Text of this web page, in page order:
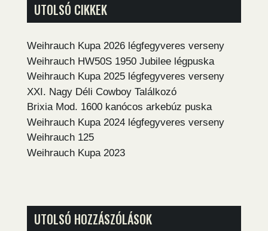
UTOLSÓ CIKKEK
Weihrauch Kupa 2026 légfegyveres verseny
Weihrauch HW50S 1950 Jubilee légpuska
Weihrauch Kupa 2025 légfegyveres verseny
XXI. Nagy Déli Cowboy Találkozó
Brixia Mod. 1600 kanócos arkebúz puska
Weihrauch Kupa 2024 légfegyveres verseny
Weihrauch 125
Weihrauch Kupa 2023
UTOLSÓ HOZZÁSZÓLÁSOK